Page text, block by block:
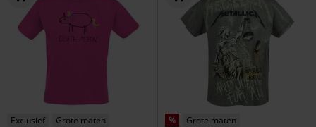
Exclusief Grote maten % Grote maten